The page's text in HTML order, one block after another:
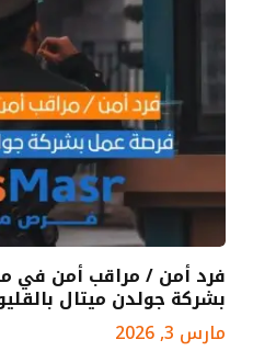
فرد أمن / مراقب أمن في
بشركة جولدن ميتال
مارس 3, 2026